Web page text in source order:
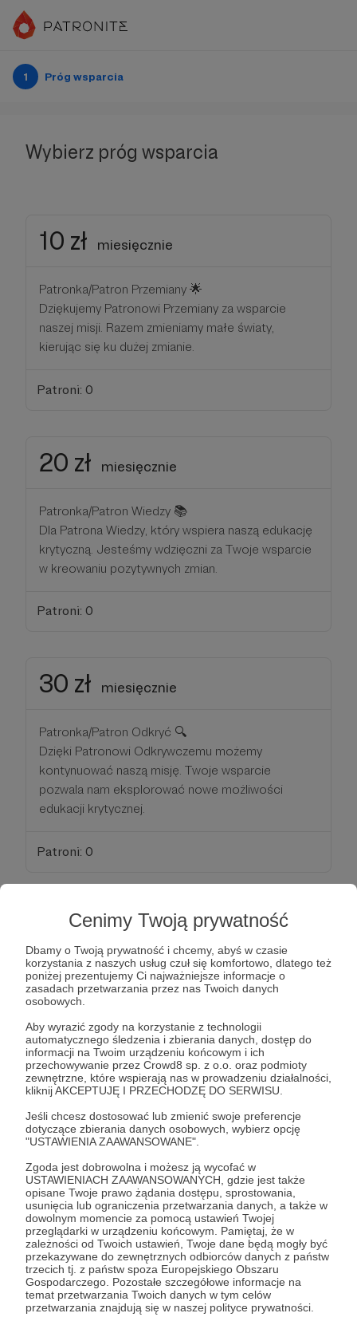
Cenimy Twoją prywatność
Dbamy o Twoją prywatność i chcemy, abyś w czasie
korzystania z naszych usług czuł się komfortowo, dlatego też
poniżej prezentujemy Ci najważniejsze informacje o
zasadach przetwarzania przez nas Twoich danych
osobowych.
Aby wyrazić zgody na korzystanie z technologii
automatycznego śledzenia i zbierania danych, dostęp do
informacji na Twoim urządzeniu końcowym i ich
przechowywanie przez Crowd8 sp. z o.o. oraz podmioty
zewnętrzne, które wspierają nas w prowadzeniu działalności,
kliknij AKCEPTUJĘ I PRZECHODZĘ DO SERWISU.
Jeśli chcesz dostosować lub zmienić swoje preferencje
dotyczące zbierania danych osobowych, wybierz opcję
"USTAWIENIA ZAAWANSOWANE".
Zgoda jest dobrowolna i możesz ją wycofać w
USTAWIENIACH ZAAWANSOWANYCH, gdzie jest także
opisane Twoje prawo żądania dostępu, sprostowania,
usunięcia lub ograniczenia przetwarzania danych, a także w
dowolnym momencie za pomocą ustawień Twojej
przeglądarki w urządzeniu końcowym. Pamiętaj, że w
zależności od Twoich ustawień, Twoje dane będą mogły być
przekazywane do zewnętrznych odbiorców danych z państw
trzecich tj. z państw spoza Europejskiego Obszaru
Gospodarczego. Pozostałe szczegółowe informacje na
temat przetwarzania Twoich danych w tym celów
przetwarzania znajdują się w naszej polityce prywatności.
1 Próg wsparcia
Wybierz próg wsparcia
10 zł miesięcznie
Patronka/Patron Przemiany 🌟
Dziękujemy Patronowi Przemiany za wsparcie
naszej misji. Razem zmieniamy małe światy,
kierując się ku dużej zmianie.
Patroni: 0
20 zł miesięcznie
Patronka/Patron Wiedzy 📚
Dla Patrona Wiedzy, który wspiera naszą edukację
krytyczną. Jesteśmy wdzięczni za Twoje wsparcie
w kreowaniu pozytywnych zmian.
Patroni: 0
30 zł miesięcznie
Patronka/Patron Odkryć 🔍
Dzięki Patronowi Odkrywczemu możemy
kontynuować naszą misję. Twoje wsparcie
pozwala nam eksplorować nowe możliwości
edukacji krytycznej.
Patroni: 0
50 zł miesięcznie
Patronka/Patron Nowości 🎉
Patronowi Nowości oferujemy ekskluzywny
dostęp do informacji oraz nieograniczony dostęp
do webinarów. Razem zmieniamy małe światy i
pracujemy nad wielką zmianą.
Patroni: 0
100 zł miesięcznie
Patronka/Patron Warsztatów 🛠️
Dziękujemy Patronowi Warsztatowemu za
wsparcie naszych działań edukacyjnych. Razem
uczymy się i tworzymy zmiany, w tym progu
otrzymasz możliwość wzięcia udziału w naszych
wyprawach lub grze terenowej raz na kwartał.